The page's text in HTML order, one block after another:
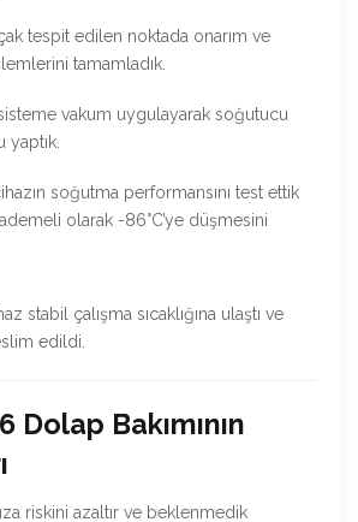
tespit edilen noktada onarım ve
tamamladık.
sisteme vakum uygulayarak soğutucu
soğutma performansını test ettik
olarak -86°C’ye düşmesini
stabil çalışma sıcaklığına ulaştı ve
edildi.
Dolap Bakımının
riskini azaltır ve beklenmedik